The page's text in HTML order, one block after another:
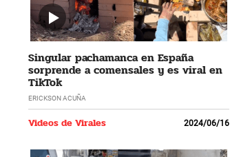
Singular pachamanca en España
sorprende a comensales y es viral en
TikTok
ERICKSON ACUÑA
Videos de Virales 2024/06/16